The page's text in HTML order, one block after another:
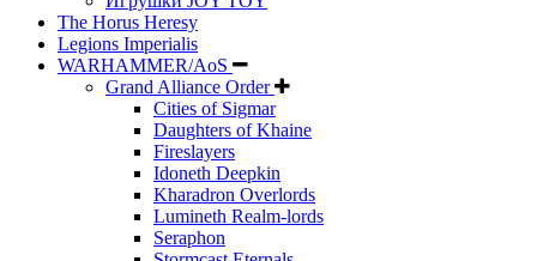
The Horus Heresy
Legions Imperialis
WARHAMMER/AoS
Grand Alliance Order
Cities of Sigmar
Daughters of Khaine
Fireslayers
Idoneth Deepkin
Kharadron Overlords
Lumineth Realm-lords
Seraphon